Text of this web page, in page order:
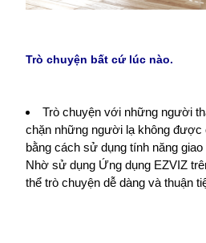
Trò chuyện bất cứ lúc nào.
Trò chuyện với những người
chặn những người lạ không được
bằng cách sử dụng tính năng
Nhờ sử dụng Ứng dụng EZVIZ
thể trò chuyện dễ dàng và thuận